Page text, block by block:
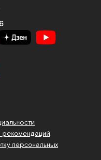
рекомендаций
персональных